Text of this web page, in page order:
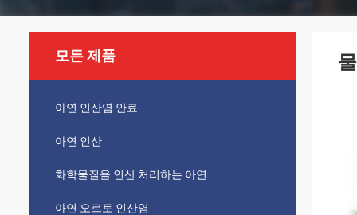
모든 제품
아연 인산염 안료
아연 인산
화학물질을 인산 처리하는 아연
아연 오르토 인산염